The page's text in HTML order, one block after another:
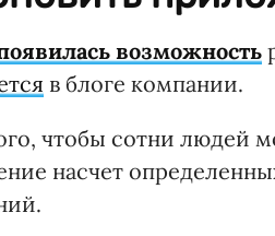
возможность
в блоге компании.
чтобы сотни людей
насчет